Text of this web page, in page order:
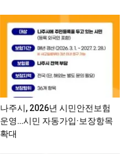
나주시, 2026년 시민안전보험
운영…시민 자동가입·보장항목
확대